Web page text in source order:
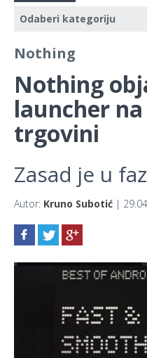
Nothing
Nothing
launcher
trgovini
Zasad je u
Autor: Kruno Subotić |